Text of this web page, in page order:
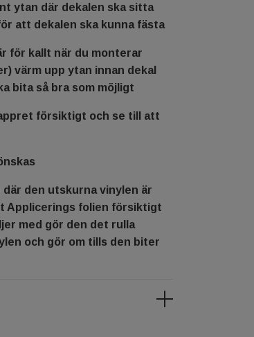
ytan där dekalen ska sitta
att dekalen ska kunna fästa
för kallt när du monterar
värm upp ytan innan dekal
bita så bra som möjligt
försiktigt och se till att
den utskurna vinylen är
Applicerings folien försiktigt
med gör den det rulla
och gör om tills den biter